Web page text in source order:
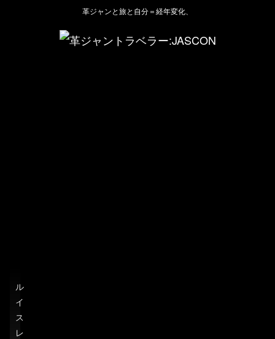
革ジャンと旅と自分＝経年変化、
ル
イ
ス
レ